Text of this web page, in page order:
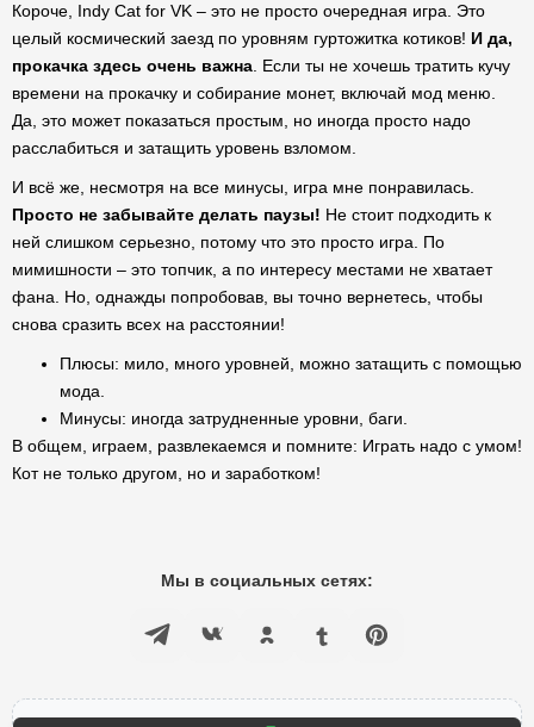
Короче, Indy Cat for VK – это не просто очередная игра. Это
целый космический заезд по уровням гуртожитка котиков! И да,
прокачка здесь очень важна . Если ты не хочешь тратить кучу
времени на прокачку и собирание монет, включай мод меню.
Да, это может показаться простым, но иногда просто надо
расслабиться и затащить уровень взломом.
И всё же, несмотря на все минусы, игра мне понравилась.
Просто не забывайте делать паузы! Не стоит подходить к
ней слишком серьезно, потому что это просто игра. По
мимишности – это топчик, а по интересу местами не хватает
фана. Но, однажды попробовав, вы точно вернетесь, чтобы
снова сразить всех на расстоянии!
Плюсы: мило, много уровней, можно затащить с помощью
мода.
Минусы: иногда затрудненные уровни, баги.
В общем, играем, развлекаемся и помните: Играть надо с умом!
Кот не только другом, но и заработком!
Мы в социальных сетях: